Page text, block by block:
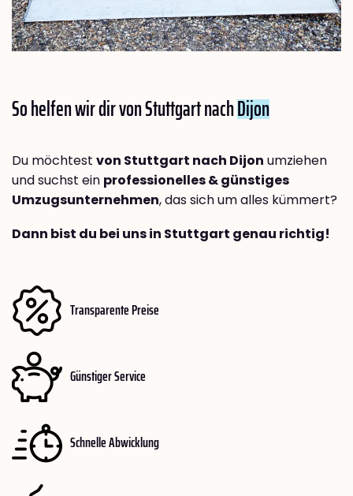
So helfen wir dir von Stuttgart nachDijon
Du möchtest von Stuttgart nach Dijon umziehen
und suchst ein professionelles & günstiges
Umzugsunternehmen, das sich um alles kümmert?
Dann bist du bei uns in Stuttgart genau richtig!
Transparente Preise
Günstiger Service
Schnelle Abwicklung